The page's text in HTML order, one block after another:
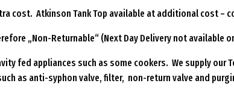
cost. Atkinson Tank Top available at additional cost –
„Non-Returnable“ (Next Day Delivery not available
fed appliances such as some cookers. We supply our
as anti-syphon valve, filter, non-return valve and